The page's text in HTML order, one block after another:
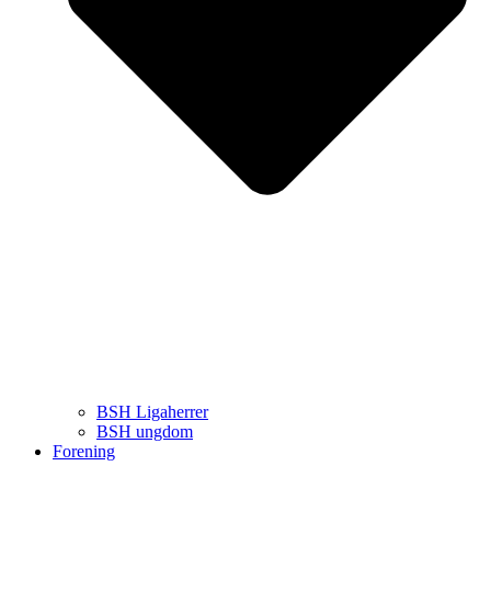
BSH Ligaherrer
BSH ungdom
Forening